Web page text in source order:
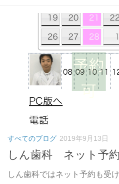
すべてのブログ 2019年9月13日
しん歯科 ネット予
しん歯科ではネット予約も受